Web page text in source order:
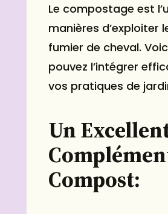
Le compostage est
manières d’exploiter
fumier de cheval.
pouvez l’intégrer
vos pratiques de
Un
Compost: